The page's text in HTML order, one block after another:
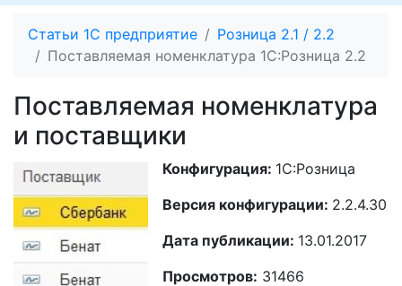
Статьи 1С предприятие
Розница 2.1 / 2.2
Поставляемая номенклатура 1С:Розница 2.2
Поставляемая номенклатура
и поставщики
Конфигурация: 1С:Розница
Версия конфигурации: 2.2.4.30
Дата публикации: 13.01.2017
Просмотров: 31466